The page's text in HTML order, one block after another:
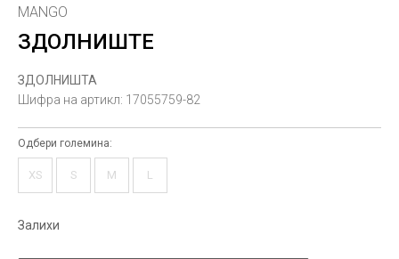
MANGO
ЗДОЛНИШТЕ
ЗДОЛНИШТА
Шифра на артикл: 17055759-82
Одбери големина:
XS S M L
Залихи